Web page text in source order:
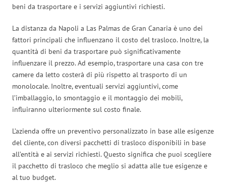
beni da trasportare e i servizi aggiuntivi richiesti.
La distanza da Napoli a Las Palmas de Gran Canaria è uno dei
fattori principali che influenzano il costo del trasloco. Inoltre, la
quantità di beni da trasportare può significativamente
influenzare il prezzo. Ad esempio, trasportare una casa con tre
camere da letto costerà di più rispetto al trasporto di un
monolocale. Inoltre, eventuali servizi aggiuntivi, come
l’imballaggio, lo smontaggio e il montaggio dei mobili,
influiranno ulteriormente sul costo finale.
L’azienda offre un preventivo personalizzato in base alle esigenze
del cliente, con diversi pacchetti di trasloco disponibili in base
all’entità e ai servizi richiesti. Questo significa che puoi scegliere
il pacchetto di trasloco che meglio si adatta alle tue esigenze e
al tuo budget.